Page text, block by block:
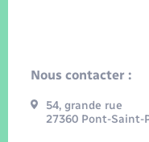
Nous contacter :
54, grande rue
27360 Pont-Saint-